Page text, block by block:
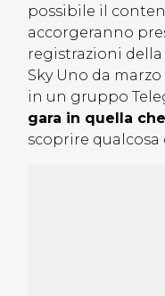
possibile il
accorgeranno
registrazioni della
Sky Uno da
in un gruppo
gara in quella
scoprire qualcosa